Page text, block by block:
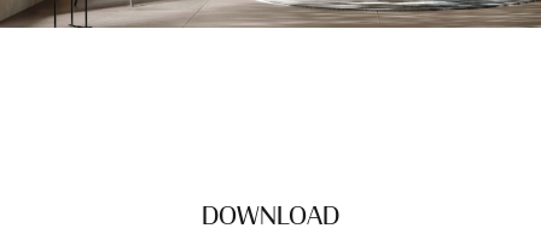
DOWNLOAD